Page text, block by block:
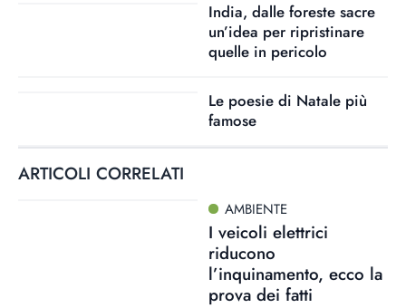
India, dalle foreste sacre
un’idea per ripristinare
quelle in pericolo
Le poesie di Natale più
famose
ARTICOLI CORRELATI
AMBIENTE
I veicoli elettrici
riducono
l’inquinamento, ecco la
prova dei fatti